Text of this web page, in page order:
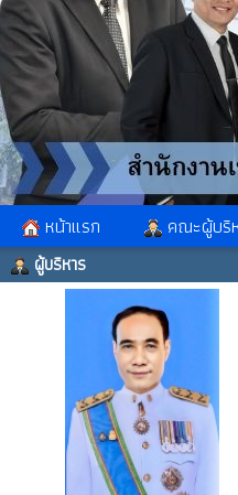
หน้าแรก คณะผู้บริ
ผู้บริหาร